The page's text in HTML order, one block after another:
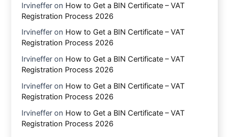
Irvineffer on How to Get a BIN Certificate – VAT
Registration Process 2026
Irvineffer on How to Get a BIN Certificate – VAT
Registration Process 2026
Irvineffer on How to Get a BIN Certificate – VAT
Registration Process 2026
Irvineffer on How to Get a BIN Certificate – VAT
Registration Process 2026
Irvineffer on How to Get a BIN Certificate – VAT
Registration Process 2026